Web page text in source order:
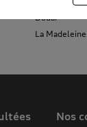
Douai
La Madeleine
Nos